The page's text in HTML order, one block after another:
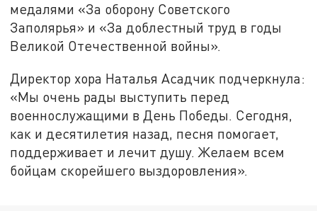
медалями «За оборону Советского
Заполярья» и «За доблестный труд в годы
Великой Отечественной войны».
Директор хора Наталья Асадчик подчеркнула:
«Мы очень рады выступить перед
военнослужащими в День Победы. Сегодня,
как и десятилетия назад, песня помогает,
поддерживает и лечит душу. Желаем всем
бойцам скорейшего выздоровления».